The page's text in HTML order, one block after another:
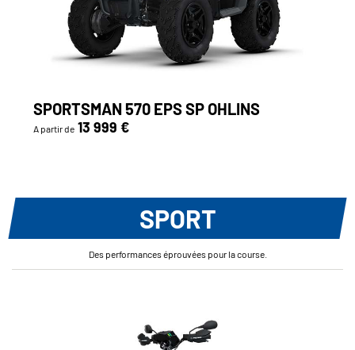
SPORTSMAN 570 EPS SP OHLINS
A partir de 13 999 €
SPORT
Des performances éprouvées pour la course.